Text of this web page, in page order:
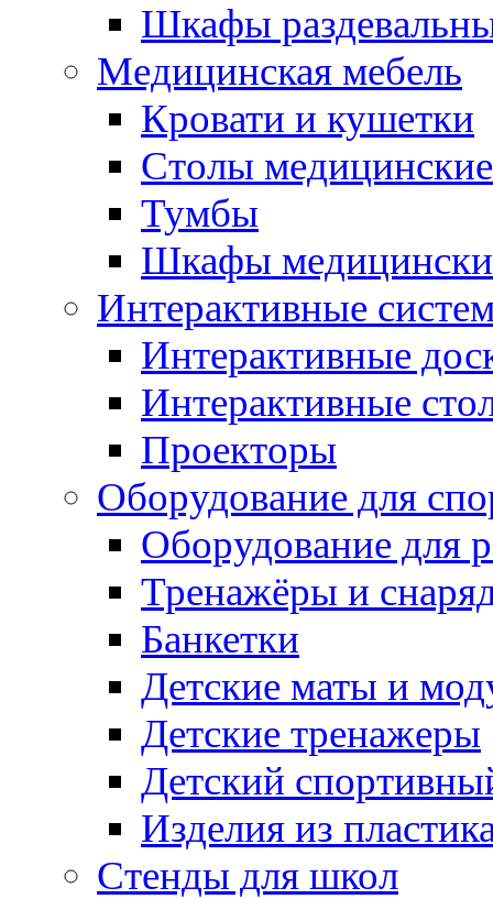
Шкафы
Медицинская мебель
Кровати и кушетки
Столы медицинские
Тумбы
Шкафы
Интерактивные
Интерактивные
Интерактивные
Проекторы
Оборудование для
Оборудование для
Тренажёры и
Банкетки
Детские маты и
Детские тренажеры
Детский
Изделия из
Стенды для школ